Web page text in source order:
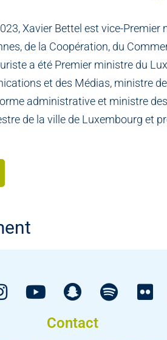
Xavier Bettel est vice-
de la Coopération, du
a été Premier ministre du
et des Médias, ministre
administrative et ministre
de la ville de Luxembourg et
Contact